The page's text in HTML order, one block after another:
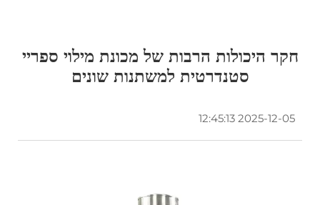
מוצרים
חֲדָשִים
חקר היכולות הרבות של מכונת מילוי ספריי
סטנדרטית למשתנות שונים
2025-12-05 12:45:13